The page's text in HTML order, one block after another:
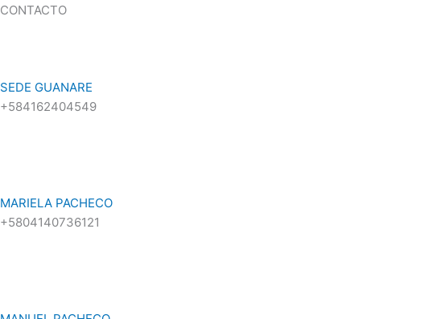
CONTACTO
SEDE GUANARE
+584162404549
MARIELA PACHECO
+5804140736121